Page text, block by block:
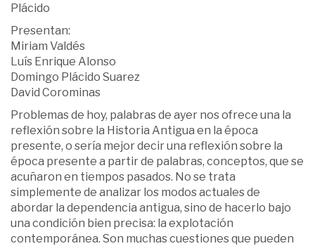
Plácido
Presentan:
Miriam Valdés
Luís Enrique Alonso
Domingo Plácido Suarez
David Corominas
Problemas de hoy, palabras de ayer nos ofrece una la
reflexión sobre la Historia Antigua en la época
presente, o sería mejor decir una reflexión sobre la
época presente a partir de palabras, conceptos, que se
acuñaron en tiempos pasados. No se trata
simplemente de analizar los modos actuales de
abordar la dependencia antigua, sino de hacerlo bajo
una condición bien precisa: la explotación
contemporánea. Son muchas cuestiones que pueden